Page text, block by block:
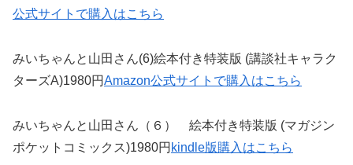
公式サイトで購入はこちら
みいちゃんと山田さん(6)絵本付き特装版 (講談社キャラク
ターズA)1980円Amazon公式サイトで購入はこちら
みいちゃんと山田さん（６） 絵本付き特装版 (マガジン
ポケットコミックス)1980円 kindle版購入はこちら